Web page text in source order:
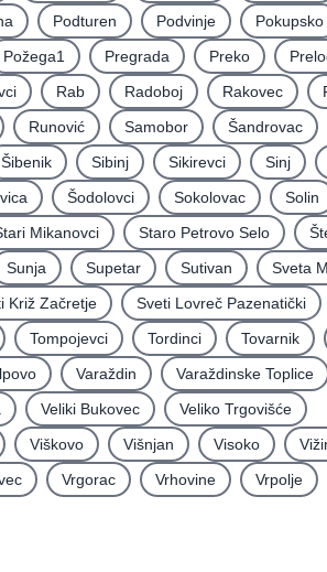
Podturen Podvinje Pokupsko
Požega1 Pregrada Preko
Rab Radoboj Rakovec
Runović Samobor
Šandrovac
Šibenik Sibinj Sikirevci Sinj
Šodolovci Sokolovac Solin
Mikanovci Staro Petrovo Selo
Sunja Supetar Sutivan
Sveta
Križ Začretje
Sveti Lovreč Pazenatički
Tompojevci Tordinci Tovarnik
Varaždin
Varaždinske Toplice
Veliki Bukovec
Veliko Trgovišće
Viškovo Višnjan Visoko
Vrgorac Vrhovine Vrpolje